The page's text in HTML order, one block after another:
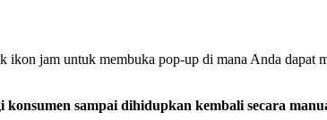
jam untuk membuka pop-up di mana Anda dapat
sampai dihidupkan kembali secara